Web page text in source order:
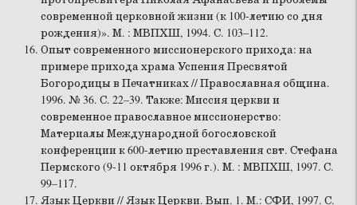
современной церковной жизни (к 100-летию со дня
рождения)». М. : МВПХШ, 1994. С. 103–112.
Опыт современного миссионерского прихода: на
примере прихода храма Успения Пресвятой
Богородицы в Печатниках // Православная община.
1996. № 36. С. 22–39. Также: Миссия церкви и
современное православное миссионерство:
Материалы Международной богословской
конференции к 600-летию преставления свт. Стефана
Пермского (9-11 октября 1996 г.). М. : МВПХШ, 1997. С.
99–117.
Язык Церкви // Язык Церкви. Вып. 1. М.: СФИ, 1997. С.